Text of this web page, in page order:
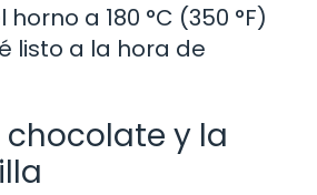
a 180 °C (350 °F)
listo a la hora de
chocolate y la